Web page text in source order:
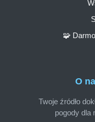
O
Twoje źródło
pogody dla
🧩